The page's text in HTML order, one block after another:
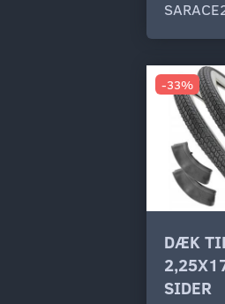
-33%
DÆK
SIDER